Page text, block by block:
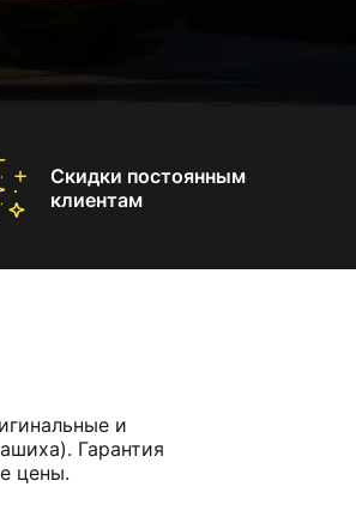
Скидки постоянным
клиентам
и
Гарантия
цены.